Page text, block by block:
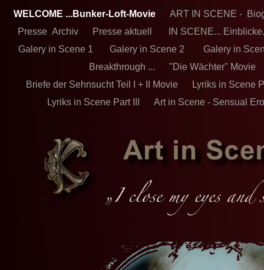
WELCOME ...Bunker-Loft-Movie
ART IN SCENE -
Presse Archiv
Presse aktuell
IN SCENE...
Galery in Scene 1
Galery in Scene 2
Galery in
Breakthrough ...
"Die Wächter" Movie
Briefe der Sehnsucht Teil I + II Movie
Lyriks in Scene
Lyriks in Scene Part III
Art in Scene - Sensual